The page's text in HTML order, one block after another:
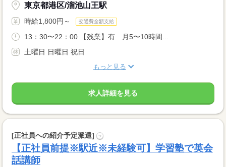
東京都港区/溜池山王駅
時給1,800円～ 交通費全額支給
13：30〜22：00 【残業】有 月5〜10時間...
土曜日 日曜日 祝日
もっと見る
求人詳細を見る
[正社員への紹介予定派遣] ?
【正社員前提※駅近※未経験可】学習塾で英会
話講師